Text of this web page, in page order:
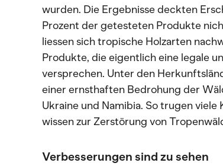
wurden. Die Ergebnisse deckten
Prozent der getesteten Produkte
liessen sich tropische Holzarten
Produkte, die eigentlich eine legale
versprechen. Unter den
einer ernsthaften Bedrohung der
Ukraine und Namibia. So trugen
wissen zur Zerstörung von
Verbesserungen sind zu sehen